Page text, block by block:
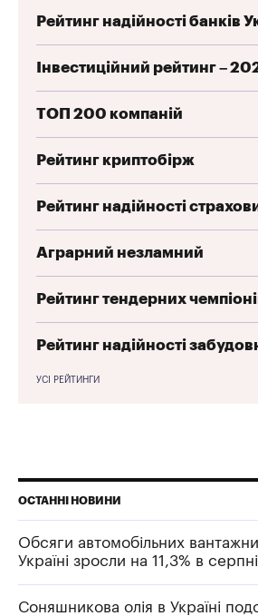
Рейтинг надійності банків
Інвестиційний рейтинг –
ТОП 200 компаній
Рейтинг криптобірж
Рейтинг надійності
Аграрний незламний
Рейтинг тендерних
Рейтинг надійності
УСІ РЕЙТИНГИ
ОСТАННІ НОВИНИ
Обсяги автомобільних
Україні зросли на 11,3% в серпні
Соняшникова олія в Україні